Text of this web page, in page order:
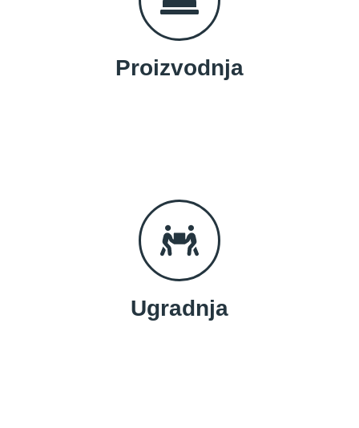
Proizvodnja
Ugradnja